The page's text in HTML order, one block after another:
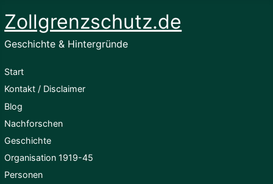
Zollgrenzschutz.de
Geschichte & Hintergründe
Start
Kontakt / Disclaimer
Blog
Nachforschen
Geschichte
Organisation 1919-45
Personen